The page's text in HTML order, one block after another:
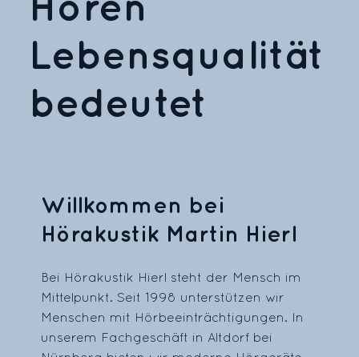
Lebensqualität
bedeutet
Willkommen bei
Hörakustik Martin Hierl
Bei Hörakustik Hierl steht der Mensch im
Mittelpunkt. Seit 1998 unterstützen wir
Menschen mit Hörbeeinträchtigungen. In
unserem Fachgeschäft in Altdorf bei